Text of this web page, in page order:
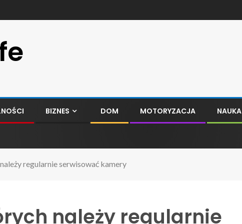
BIZNES DOM MOTORYZACJA NAUKA
regularnie serwisować kamery
należy regularnie